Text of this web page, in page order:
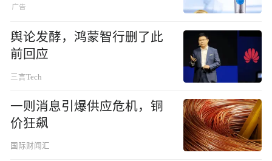
舆论发酵，鸿蒙智行删了此
前回应
三言Tech
一则消息引爆供应危机，铜
价狂飙
国际财闻汇